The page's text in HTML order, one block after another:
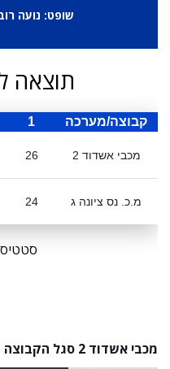
שופט: נועה
תוצאה
קבוצה/מערכה 1
מכבי אשדוד 2 26
מ.כ. נס ציונה ג 24
מכבי אשדוד 2 סגל הקבוצה